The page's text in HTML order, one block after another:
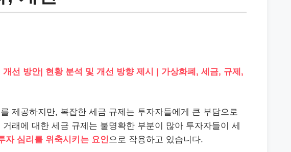
개선 방안| 현황 분석 및 개선 방향 제시 | 가상화폐, 세금, 규제,
제공하지만, 복잡한 세금 규제는 투자자들에게 큰 부담으로
래에 대한 세금 규제는 불명확한 부분이 많아 투자자들이 세
자 심리를 위축시키는 요인으로 작용하고 있습니다.